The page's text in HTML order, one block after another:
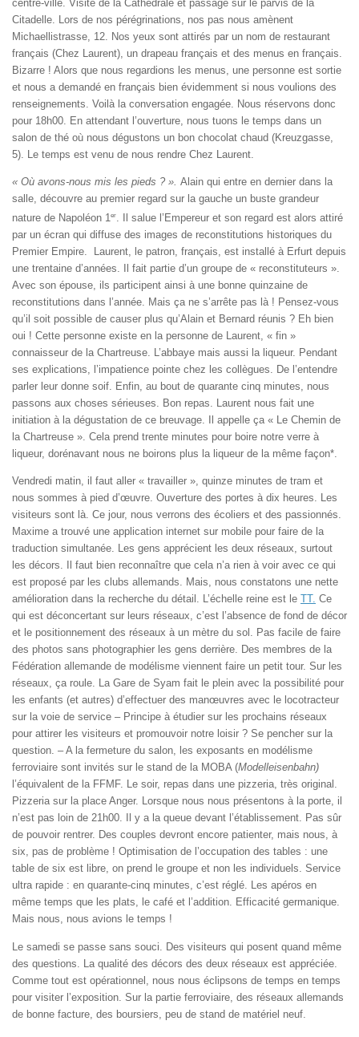
centre-ville. Visite de la Cathédrale et passage sur le parvis de la
Citadelle. Lors de nos pérégrinations, nos pas nous amènent
Michaellistrasse, 12. Nos yeux sont attirés par un nom de restaurant
français (Chez Laurent), un drapeau français et des menus en français.
Bizarre ! Alors que nous regardions les menus, une personne est sortie
et nous a demandé en français bien évidemment si nous voulions des
renseignements. Voilà la conversation engagée. Nous réservons donc
pour 18h00. En attendant l’ouverture, nous tuons le temps dans un
salon de thé où nous dégustons un bon chocolat chaud (Kreuzgasse,
5). Le temps est venu de nous rendre Chez Laurent.
« Où avons-nous mis les pieds ? ». Alain qui entre en dernier dans la
salle, découvre au premier regard sur la gauche un buste grandeur
nature de Napoléon 1er. Il salue l’Empereur et son regard est alors attiré
par un écran qui diffuse des images de reconstitutions historiques du
Premier Empire. Laurent, le patron, français, est installé à Erfurt depuis
une trentaine d’années. Il fait partie d’un groupe de « reconstituteurs ».
Avec son épouse, ils participent ainsi à une bonne quinzaine de
reconstitutions dans l’année. Mais ça ne s’arrête pas là ! Pensez-vous
qu’il soit possible de causer plus qu’Alain et Bernard réunis ? Eh bien
oui ! Cette personne existe en la personne de Laurent, « fin »
connaisseur de la Chartreuse. L’abbaye mais aussi la liqueur. Pendant
ses explications, l’impatience pointe chez les collègues. De l’entendre
parler leur donne soif. Enfin, au bout de quarante cinq minutes, nous
passons aux choses sérieuses. Bon repas. Laurent nous fait une
initiation à la dégustation de ce breuvage. Il appelle ça « Le Chemin de
la Chartreuse ». Cela prend trente minutes pour boire notre verre à
liqueur, dorénavant nous ne boirons plus la liqueur de la même façon*.
Vendredi matin, il faut aller « travailler », quinze minutes de tram et
nous sommes à pied d’œuvre. Ouverture des portes à dix heures. Les
visiteurs sont là. Ce jour, nous verrons des écoliers et des passionnés.
Maxime a trouvé une application internet sur mobile pour faire de la
traduction simultanée. Les gens apprécient les deux réseaux, surtout
les décors. Il faut bien reconnaître que cela n’a rien à voir avec ce qui
est proposé par les clubs allemands. Mais, nous constatons une nette
amélioration dans la recherche du détail. L’échelle reine est le TT. Ce
qui est déconcertant sur leurs réseaux, c’est l’absence de fond de décor
et le positionnement des réseaux à un mètre du sol. Pas facile de faire
des photos sans photographier les gens derrière. Des membres de la
Fédération allemande de modélisme viennent faire un petit tour. Sur les
réseaux, ça roule. La Gare de Syam fait le plein avec la possibilité pour
les enfants (et autres) d’effectuer des manœuvres avec le locotracteur
sur la voie de service – Principe à étudier sur les prochains réseaux
pour attirer les visiteurs et promouvoir notre loisir ? Se pencher sur la
question. – A la fermeture du salon, les exposants en modélisme
ferroviaire sont invités sur le stand de la MOBA (Modelleisenbahn)
l’équivalent de la FFMF. Le soir, repas dans une pizzeria, très original.
Pizzeria sur la place Anger. Lorsque nous nous présentons à la porte, il
n’est pas loin de 21h00. Il y a la queue devant l’établissement. Pas sûr
de pouvoir rentrer. Des couples devront encore patienter, mais nous, à
six, pas de problème ! Optimisation de l’occupation des tables : une
table de six est libre, on prend le groupe et non les individuels. Service
ultra rapide : en quarante-cinq minutes, c’est réglé. Les apéros en
même temps que les plats, le café et l’addition. Efficacité germanique.
Mais nous, nous avions le temps !
Le samedi se passe sans souci. Des visiteurs qui posent quand même
des questions. La qualité des décors des deux réseaux est appréciée.
Comme tout est opérationnel, nous nous éclipsons de temps en temps
pour visiter l’exposition. Sur la partie ferroviaire, des réseaux allemands
de bonne facture, des boursiers, peu de stand de matériel neuf.